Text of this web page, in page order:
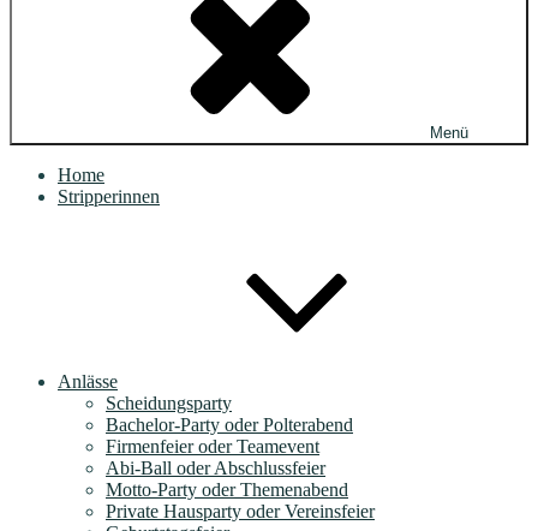
Menü
Home
Stripperinnen
Anlässe
Scheidungsparty
Bachelor-Party oder Polterabend
Firmenfeier oder Teamevent
Abi-Ball oder Abschlussfeier
Motto-Party oder Themenabend
Private Hausparty oder Vereinsfeier